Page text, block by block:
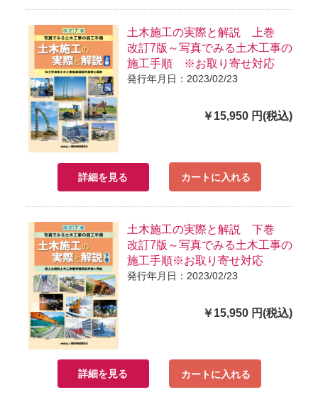
土木施工の実際と解説 上巻
改訂7版～写真でみる土木工事の
施工手順 ※お取り寄せ対応
発行年月日：2023/02/23
￥15,950 円(税込)
詳細を見る カートに入れる
土木施工の実際と解説 下巻
改訂7版～写真でみる土木工事の
施工手順※お取り寄せ対応
発行年月日：2023/02/23
￥15,950 円(税込)
詳細を見る カートに入れる